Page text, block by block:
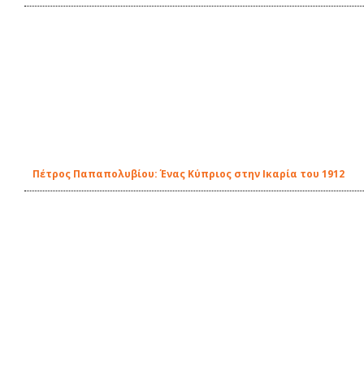
Πέτρος Παπαπολυβίου: Ένας Κύπριος στην Ικαρία του 1912